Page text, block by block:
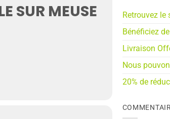
SUR MEUSE
Retrouvez le
Bénéficiez
Livraison
Nous
20% de